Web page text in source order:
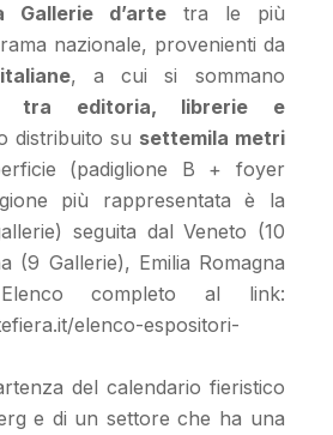
Gallerie d’arte tra le più
nazionale, provenienti da
, a cui si sommano
tra editoria, librerie e
distribuito su settemila metri
(padiglione B + foyer
più rappresentata è la
seguita dal Veneto (10
(9 Gallerie), Emilia Romagna
completo al link:
elenco-espositori-
del calendario fieristico
e di un settore che ha una